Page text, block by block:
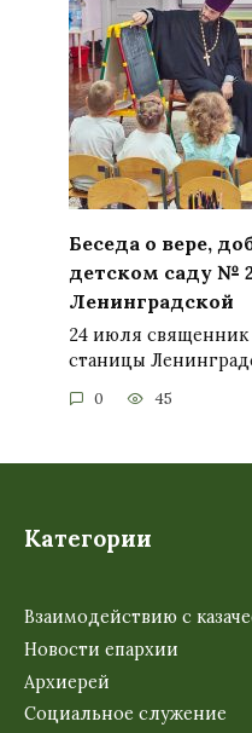
Беседа о вере,
детском саду №
Ленинградской
24 июля священник
станицы
0 45
Категории
Взаимодействию с
Новости епархии
Архиерей
Социальное служение